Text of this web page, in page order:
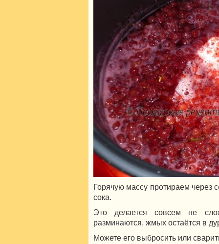
Горячую массу протираем через
сока.
Это делается совсем не
разминаются, жмых остаётся в
Можете его выбросить или